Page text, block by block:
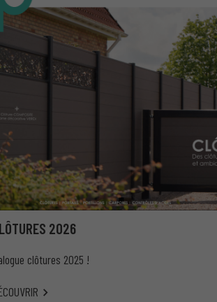
2026
clôtures 2025 !